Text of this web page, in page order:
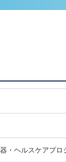
・ヘルスケアプロ